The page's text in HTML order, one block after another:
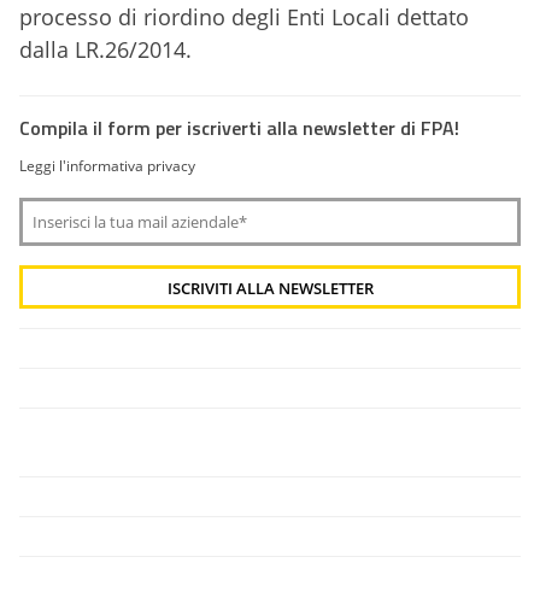
processo di riordino degli Enti Locali dettato
dalla LR.26/2014.
Compila il form per iscriverti alla newsletter di FPA!
Leggi l'informativa privacy